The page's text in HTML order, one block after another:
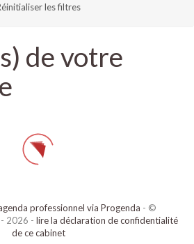
les filtres
de votre
professionnel via Progenda - ©
2026 - lire la déclaration de confidentialité
de ce cabinet